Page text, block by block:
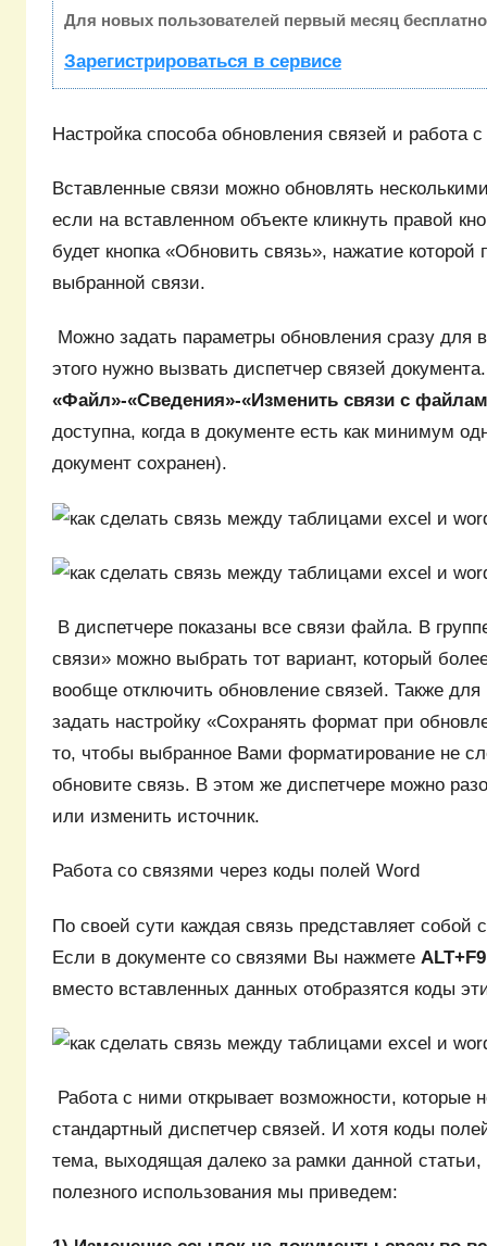
Для новых пользователей первый месяц
Зарегистрироваться в сервисе
Настройка способа обновления связей и работа
Вставленные связи можно обновлять
если на вставленном объекте кликнуть правой
будет кнопка «Обновить связь», нажатие
выбранной связи.
Можно задать параметры обновления сразу для
этого нужно вызвать диспетчер связей
«Файл»-«Сведения»-«Изменить связи с
доступна, когда в документе есть как минимум
документ сохранен).
В диспетчере показаны все связи файла. В
связи» можно выбрать тот вариант, который
вообще отключить обновление связей. Также
задать настройку «Сохранять формат при
то, чтобы выбранное Вами форматирование не
обновите связь. В этом же диспетчере можно
или изменить источник.
Работа со связями через коды полей Word
По своей сути каждая связь представляет собой
Если в документе со связями Вы нажмете ALT+F9
вместо вставленных данных отобразятся коды
Работа с ними открывает возможности, которые
стандартный диспетчер связей. И хотя коды
тема, выходящая далеко за рамки данной
полезного использования мы приведем: